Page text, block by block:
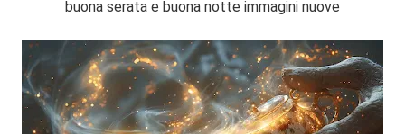
buona serata e buona notte immagini nuove